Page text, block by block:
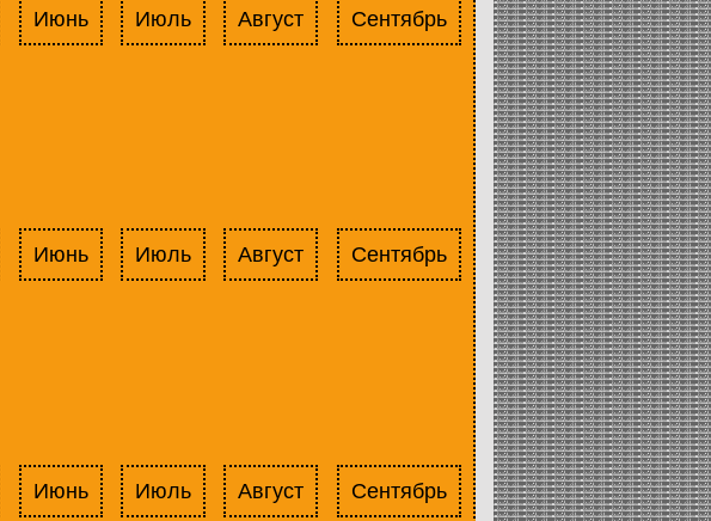
Июнь Июль Август Сентябрь
Июнь Июль Август Сентябрь
Июнь Июль Август Сентябрь